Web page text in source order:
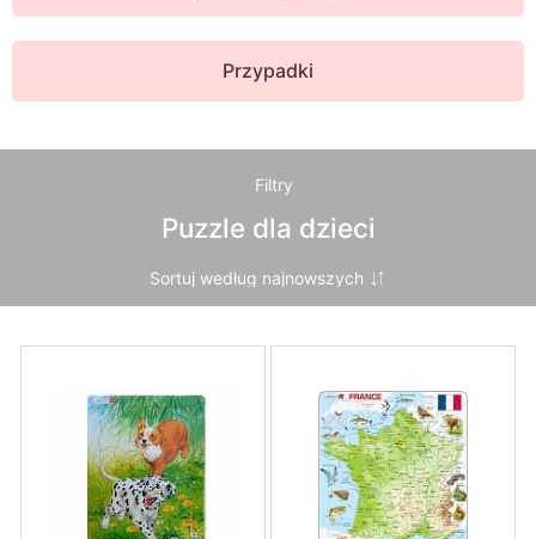
Przypadki
Filtry
Puzzle dla dzieci